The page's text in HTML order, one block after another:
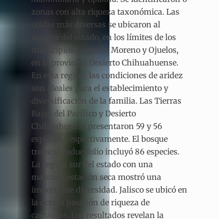
zonas con alta riqueza taxonómica. Las
celdas más diversas se ubicaron al
noreste del estado, en los límites de los
municipios Lagos de Moreno y Ojuelos,
en la provincia Desierto Chihuahuense.
En esta región, las condiciones de aridez
son ideales para el establecimiento y
diversificación de la familia. Las Tierras
Bajas del Pacífico y Desierto
Chihuahuense presentaron 59 y 56
especies, respectivamente. El bosque
tropical caducifolio incluyó 86 especies.
La región sur del estado con una
marcada estación seca mostró una
importante diversidad. Jalisco se ubicó en
la octava posición de riqueza de
cactáceas. Los resultados revelan la